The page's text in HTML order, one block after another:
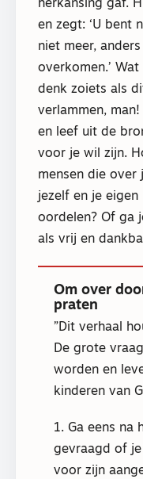
herkansing gaf.
en zegt: ‘U bent
niet meer,
overkomen.’
denk zoiets als
verlammen,
en leef uit de
voor je wil zijn.
mensen die over
jezelf en je
oordelen? Of ga
als vrij en
Om over
praten
Dit verhaal
De grote
worden en
kinderen van
1. Ga eens na
gevraagd of
voor zijn